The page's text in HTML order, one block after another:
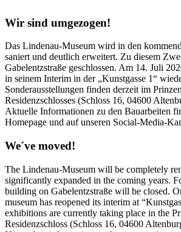
Wir sind umgezogen!
Das Lindenau-Museum wird in den
saniert und deutlich erweitert. Zu diesem
Gabelentzstraße geschlossen. Am 14. Juli
in seinem Interim in der „Kunstgasse 1“
Sonderausstellungen finden derzeit im
Residenzschlosses (Schloss 16, 04600
Aktuelle Informationen zu den Bauarbeiten
Homepage und auf unseren Social-Media-
We´ve moved!
The Lindenau-Museum will be completely
significantly expanded in the coming years.
building on Gabelentzstraße will be closed.
museum has reopened its interim at
exhibitions are currently taking place in the
Residenzschloss (Schloss 16, 04600